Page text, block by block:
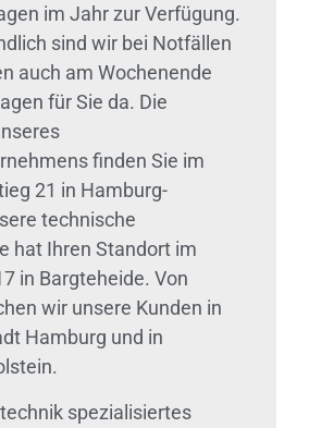
im Jahr zur Verfügung.
sind wir bei Notfällen
auch am Wochenende
für Sie da. Die
finden Sie im
21 in Hamburg-
technische
hat Ihren Standort im
in Bargteheide. Von
wir unsere Kunden in
Hamburg und in
spezialisiertes